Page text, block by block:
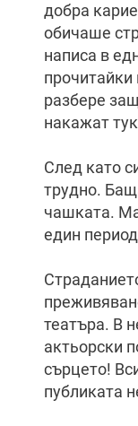
добра
обичаше
написа в
прочитайки
разбере
накажат
След като
трудно.
чашката.
един
театъра. В
актьорски
сърцето!
публиката